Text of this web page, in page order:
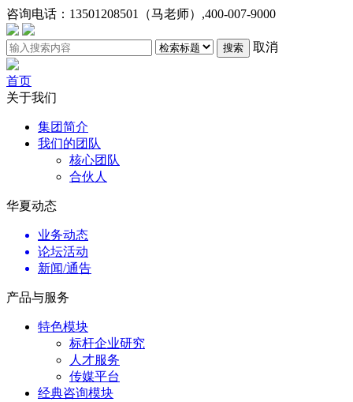
咨询电话： 13501208501（马老师）,400-007-9000
搜索 取消
首页
关于我们
集团简介
我们的团队
核心团队
合伙人
华夏动态
业务动态
论坛活动
新闻/通告
产品与服务
特色模块
标杆企业研究
人才服务
传媒平台
经典咨询模块